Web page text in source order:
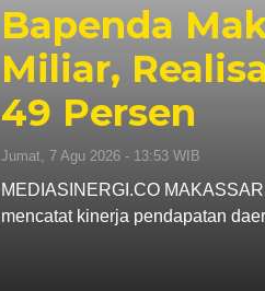
Bapenda
Miliar,
49 Persen
Jumat, 7 Agu 2026 - 13:53 WIB
MEDIASINERGI.CO
mencatat kinerja pendapatan